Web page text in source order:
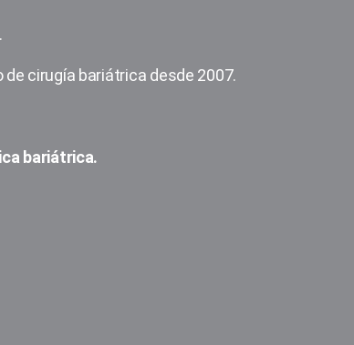
cirugía bariátrica desde 2007.
bariátrica.